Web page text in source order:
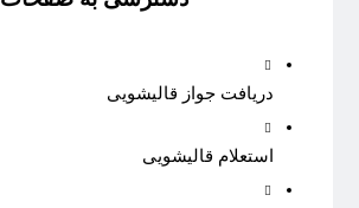
دریافت جواز قالیشویی
استعلام قالیشویی